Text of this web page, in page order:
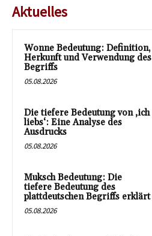
Aktuelles
Wonne Bedeutung: Definition,
Herkunft und Verwendung des
Begriffs
05.08.2026
Die tiefere Bedeutung von ‚ich
liebs‘: Eine Analyse des
Ausdrucks
05.08.2026
Muksch Bedeutung: Die
tiefere Bedeutung des
plattdeutschen Begriffs erklärt
05.08.2026